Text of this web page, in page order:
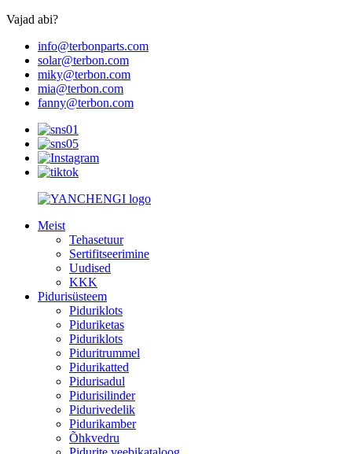
Vajad abi?
info@terbonparts.com
solar@terbon.com
miky@terbon.com
mia@terbon.com
fanny@terbon.com
Meist
Tehasetuur
Sertifitseerimine
Uudised
KKK
Pidurisüsteem
Piduriklots
Piduriketas
Piduriklots
Piduritrummel
Pidurikatted
Pidurisadul
Pidurisilinder
Pidurivedelik
Pidurikamber
Õhkvedru